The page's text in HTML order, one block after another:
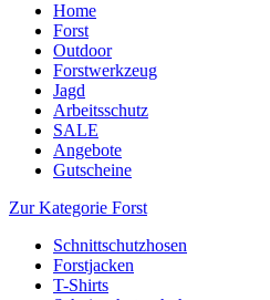
Home
Forst
Outdoor
Forstwerkzeug
Jagd
Arbeitsschutz
SALE
Angebote
Gutscheine
Zur Kategorie Forst
Schnittschutzhosen
Forstjacken
T-Shirts